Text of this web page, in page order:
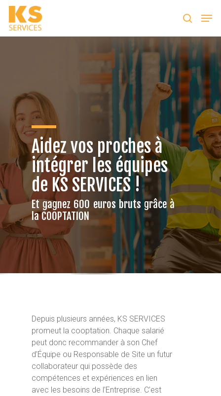
Taper entrer pour lancer la recherche ou ESC
Aidez vos proches à
intégrer les équipes
de KS SERVICES !
Et gagnez 600 euros bruts grâce à
la COOPTATION
Depuis plusieurs années, KS SERVICES
promeut la cooptation. Chaque salarié
peut donc recommander à son Chef
d’Équipe ou Responsable de Site un futur
collaborateur qui possède des
compétences et expériences en lien
avec les besoins de l’Entreprise. C’est